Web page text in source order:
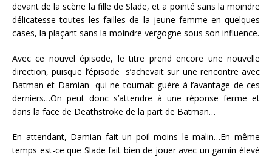
devant de la scène la fille de Slade, et a pointé sans la moindre
délicatesse toutes les failles de la jeune femme en quelques
cases, la plaçant sans la moindre vergogne sous son influence.
Avec ce nouvel épisode, le titre prend encore une nouvelle
direction, puisque l’épisode s’achevait sur une rencontre avec
Batman et Damian qui ne tournait guère à l’avantage de ces
derniers…On peut donc s’attendre à une réponse ferme et
dans la face de Deathstroke de la part de Batman…
En attendant, Damian fait un poil moins le malin…En même
temps est-ce que Slade fait bien de jouer avec un gamin élevé